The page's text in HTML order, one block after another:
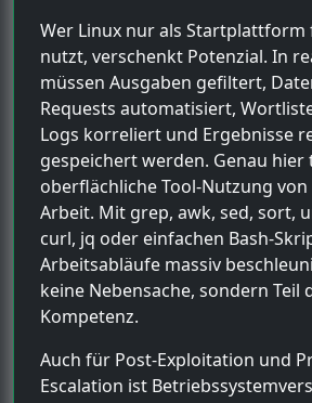
Wer Linux nur als Startplattform
nutzt, verschenkt Potenzial. In
müssen Ausgaben gefiltert,
Requests automatisiert,
Logs korreliert und Ergebnisse
gespeichert werden. Genau hier
oberflächliche Tool-Nutzung
Arbeit. Mit grep, awk, sed, sort,
curl, jq oder einfachen Bash-
Arbeitsabläufe massiv
keine Nebensache, sondern Teil
Kompetenz.
Auch für Post-Exploitation und
Escalation ist